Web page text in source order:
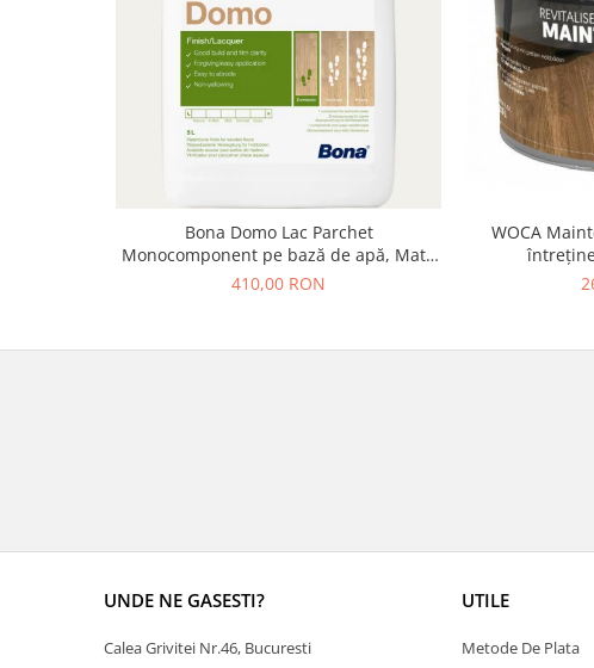
Bona Domo Lac Parchet
Monocomponent pe bază de apă, Mat /
Satinat, 5L
410,00 RON
WOCA
UNDE NE GASESTI?
Calea Grivitei Nr.46, Bucuresti
UTILE
Metode De Plata